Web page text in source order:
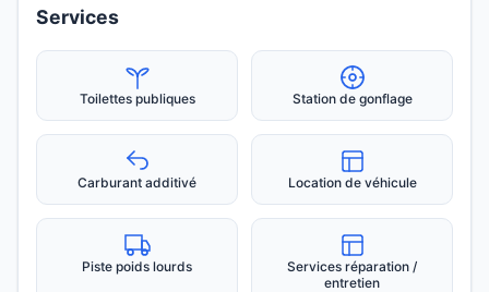
Services
Toilettes publiques Station de gonflage
Carburant additivé Location de véhicule
Piste poids lourds
Services réparation /
entretien